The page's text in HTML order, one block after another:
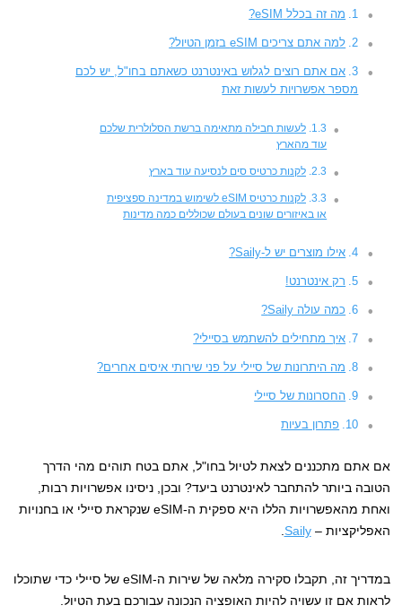
מה זה בכלל eSIM?
למה אתם צריכים eSIM בזמן הטיול?
אם אתם רוצים לגלוש באינטרנט כשאתם בחו"ל, יש לכם
מספר אפשרויות לעשות זאת
לעשות חבילה מתאימה ברשת הסלולרית שלכם
עוד מהארץ
לקנות כרטיס סים לנסיעה עוד בארץ
לקנות כרטיס eSIM לשימוש במדינה ספציפית
או באיזורים שונים בעולם שכוללים כמה מדינות
אילו מוצרים יש ל-Saily?
רק אינטרנט!
כמה עולה Saily?
איך מתחילים להשתמש בסיילי?
מה היתרונות של סיילי על פני שירותי איסים אחרים?
החסרונות של סיילי
פתרון בעיות
אם אתם מתכננים לצאת לטיול בחו"ל, אתם בטח תוהים מהי הדרך
הטובה ביותר להתחבר לאינטרנט ביעד? ובכן, ניסינו אפשרויות רבות,
ואחת מהאפשרויות הללו היא ספקית ה-eSIM שנקראת סיילי או בחנויות
האפליקציות –Saily
במדריך זה, תקבלו סקירה מלאה של שירות ה-eSIM של סיילי כדי שתוכלו
לראות אם זו עשויה להיות האופציה הנכונה עבורכם בעת הטיול.